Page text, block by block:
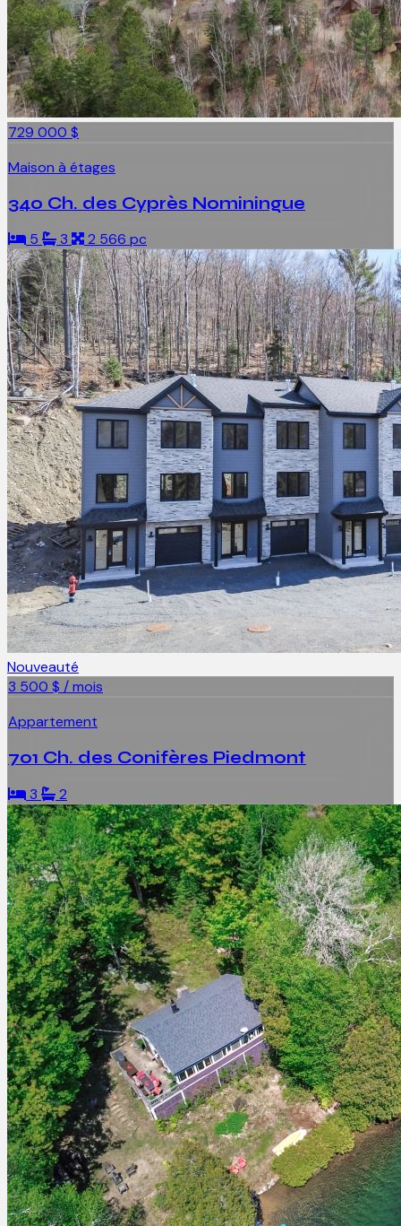
729 000 $
Maison à étages
340 Ch. des Cyprès Nominingue
5 3 2 566 pc
Nouveauté
3 500 $ / mois
Appartement
701 Ch. des Conifères Piedmont
3 2